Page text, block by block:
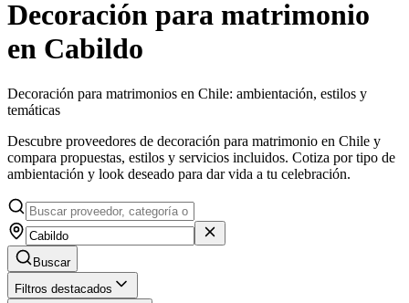
Decoración para matrimonio
en Cabildo
Decoración para matrimonios en Chile: ambientación, estilos y
temáticas
Descubre proveedores de decoración para matrimonio en Chile y
compara propuestas, estilos y servicios incluidos. Cotiza por tipo de
ambientación y look deseado para dar vida a tu celebración.
Buscar
Filtros destacados